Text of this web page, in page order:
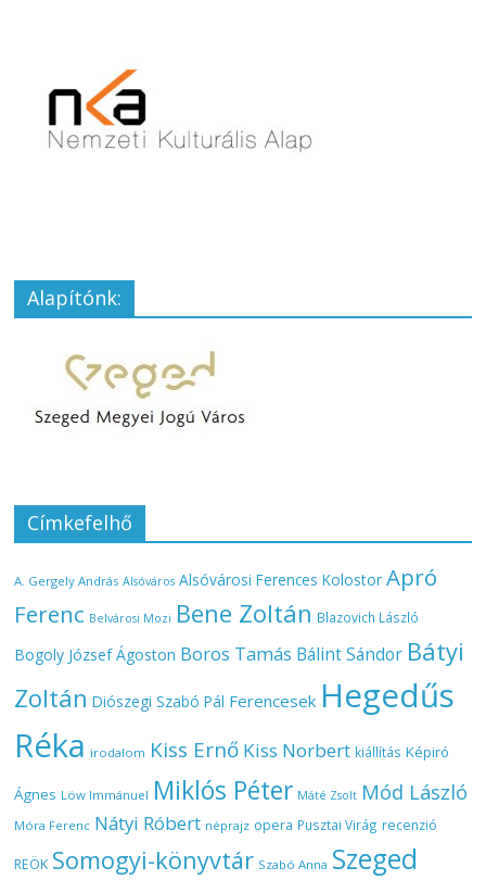
Alapítónk:
Címkefelhő
A. Gergely András Alsóváros Alsóvárosi Ferences Kolostor Apró
Ferenc Belvárosi Mozi Bene Zoltán Blazovich László
Bogoly József Ágoston Boros Tamás Bálint Sándor Bátyi
Zoltán Diószegi Szabó Pál Ferencesek Hegedűs
Réka irodalom Kiss Ernő Kiss Norbert kiállítás Képiró
Ágnes Löw Immánuel Miklós Péter Máté Zsolt Mód László
Móra Ferenc Nátyi Róbert néprajz opera Pusztai Virág recenzió
REÖK Somogyi-könyvtár Szabó Anna Szeged